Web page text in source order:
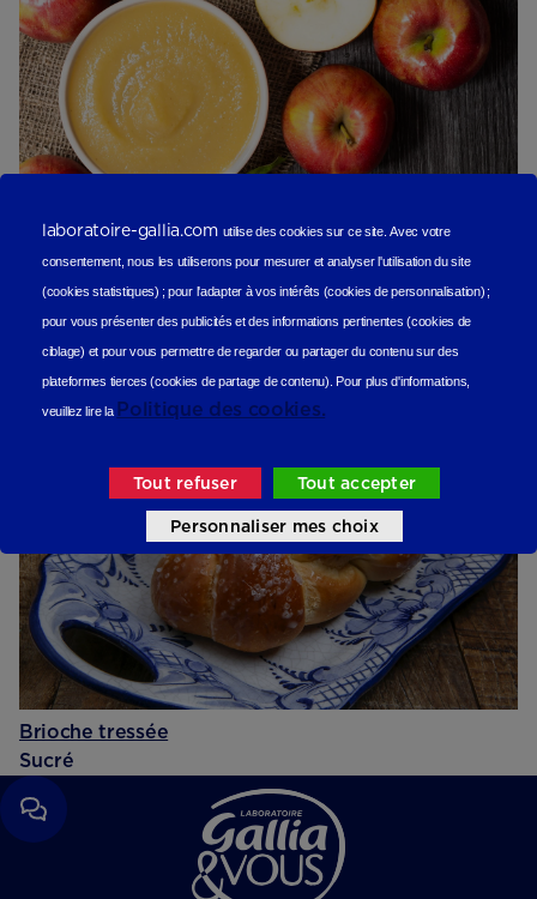
Compote de pommes aux spéculoos
Sucré
Brioche tressée
Sucré
laboratoire-gallia.com utilise des cookies sur ce site.Avec votre
consentement, nous les utiliseronspour mesurer et analyser l'utilisation du site
(cookies statistiques) ;pour l'adapter à vos intérêts (cookies de personnalisation) ;
pour vous présenter des publicités et des informations pertinentes (cookies de
ciblage) et pour vous permettre de regarder ou partager du contenu sur des
plateformes tierces (cookies de partage de contenu). Pour plus d'informations,
veuillez lire la Politique des cookies.
Tout refuser Tout accepter
Personnaliser mes choix